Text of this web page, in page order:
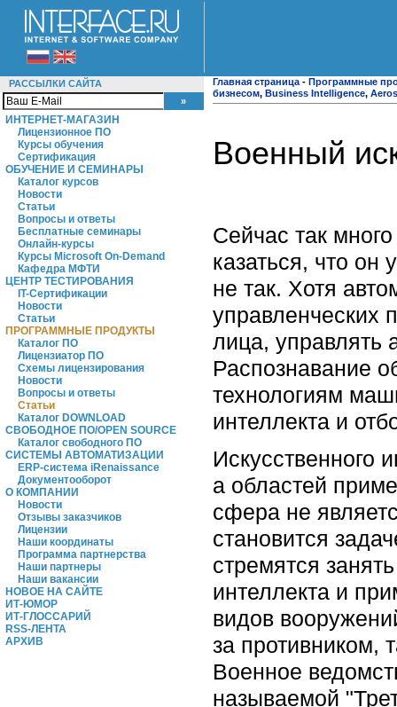
РАССЫЛКИ САЙТА
ИНТЕРНЕТ-МАГАЗИН
Лицензионное ПО
Курсы обучения
Сертификация
ОБУЧЕНИЕ И СЕМИНАРЫ
Каталог курсов
Новости
Статьи
Вопросы и ответы
Бесплатные семинары
Онлайн-курсы
Курсы Microsoft On-Demand
Кафедра МФТИ
ЦЕНТР ТЕСТИРОВАНИЯ
IT-Сертификации
Новости
Статьи
ПРОГРАММНЫЕ ПРОДУКТЫ
Каталог ПО
Лицензиатор ПО
Схемы лицензирования
Новости
Вопросы и ответы
Статьи
Каталог DOWNLOAD
СВОБОДНОЕ ПО/OPEN SOURCE
Каталог свободного ПО
СИСТЕМЫ АВТОМАТИЗАЦИИ
ERP-система iRenaissance
Документооборот
О КОМПАНИИ
Новости
Отзывы заказчиков
Лицензии
Наши координаты
Программа партнерства
Наши партнеры
Наши вакансии
НОВОЕ НА САЙТЕ
ИТ-ЮМОР
ИТ-ГЛОССАРИЙ
RSS-ЛЕНТА
АРХИВ
Главная страница - Программные
бизнесом, Business Intelligence,
Военный
Сейчас так
казаться, что он
не так. Хотя
управленческих
лица, управлять
Распознавание
технологиям
интеллекта и
Искусственного
а областей
сфера не
становится
стремятся
интеллекта и
видов
за противником,
Военное
называемой